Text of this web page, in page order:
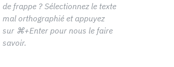
de frappe ? Sélectionnez le texte
mal orthographié et appuyez
sur ⌘+Enter pour nous le faire
savoir.